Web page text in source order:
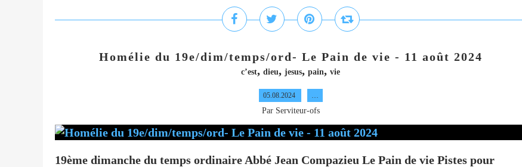
Homélie du 19e/dim/temps/ord- Le Pain de vie - 11 août 2024
c’est, dieu, jesus, pain, vie
05.08.2024 …
Par Serviteur-ofs
19ème dimanche du temps ordinaire Abbé Jean Compazieu Le Pain de vie Pistes pour